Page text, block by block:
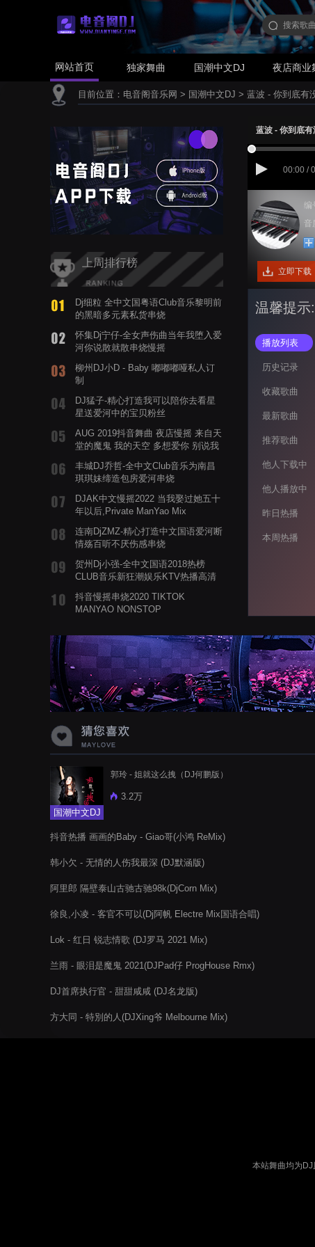
网站首页 独家舞曲 国潮中文DJ 夜店商业
目前位置： 电音阁音乐网 > 国潮中文DJ > 蓝波 - 你到底有
上周排行榜
Dj细粒 全中文国粤语Club音乐黎明前
的黑暗多元素私货串烧
怀集Dj宁仔-全女声伤曲当年我堕入爱
河你说散就散串烧慢摇
柳州DJ小D - Baby 嘟嘟嘟哑私人订
制
DJ猛子-精心打造我可以陪你去看星
星送爱河中的宝贝粉丝
AUG 2019抖音舞曲 夜店慢摇 来自天
堂的魔鬼 我的天空 多想爱你 别说我
丰城DJ乔哲-全中文Club音乐为南昌
琪琪妹缔造包房爱河串烧
DJAK中文慢摇2022 当我娶过她五十
年以后,Private ManYao Mix
连南DjZMZ-精心打造中文国语爱河断
情殇百听不厌伤感串烧
贺州Dj小强-全中文国语2018热榜
CLUB音乐新狂潮娱乐KTV热播高清
抖音慢摇串烧2020 TIKTOK
MANYAO NONSTOP
蝉爸爸妈妈爱存在夏天的风是想你的
声音啊
蓝波 - 你到底
00:00 /
编
音
立即下载
温馨提示
播放列表
历史记录
收藏歌曲
最新歌曲
推荐歌曲
他人下载中
他人播放中
昨日热播
本周热播
国潮中文DJ
郭玲 - 姐就这么拽（DJ何鹏版）
3.2万
抖音热播 画画的Baby - Giao哥(小鸿 ReMix)
韩小欠 - 无情的人伤我最深 (DJ默涵版)
阿里郎 隔壁泰山古驰古驰98k(DjCorn Mix)
徐良,小凌 - 客官不可以(Dj阿帆 Electre Mix国语合唱)
Lok - 红日 锐志情歌 (DJ罗马 2021 Mix)
兰雨 - 眼泪是魔鬼 2021(DJPad仔 ProgHouse Rmx)
DJ首席执行官 - 甜甜咸咸 (DJ名龙版)
方大同 - 特別的人(DJXing爷 Melbourne Mix)
本站舞曲均为